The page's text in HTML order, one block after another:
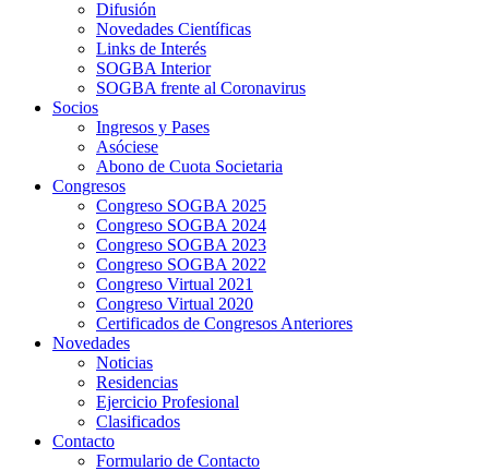
Difusión
Novedades Científicas
Links de Interés
SOGBA Interior
SOGBA frente al Coronavirus
Socios
Ingresos y Pases
Asóciese
Abono de Cuota Societaria
Congresos
Congreso SOGBA 2025
Congreso SOGBA 2024
Congreso SOGBA 2023
Congreso SOGBA 2022
Congreso Virtual 2021
Congreso Virtual 2020
Certificados de Congresos Anteriores
Novedades
Noticias
Residencias
Ejercicio Profesional
Clasificados
Contacto
Formulario de Contacto